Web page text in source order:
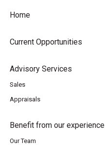
Home
Current Opportunities
Advisory Services
Sales
Appraisals
Benefit from our experience
Our Team